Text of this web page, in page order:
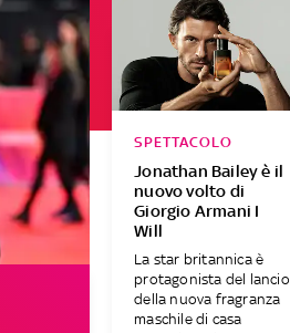
Jonathan Bailey è il
nuovo volto di
Giorgio Armani I
Will
SPETTACOLO
La star britannica è
protagonista del lancio
della nuova fragranza
maschile di casa